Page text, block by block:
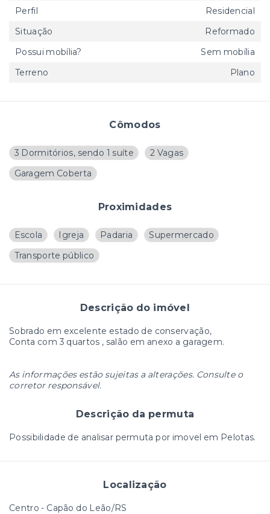
Cômodos
3 Dormitórios, sendo 1 suíte
2 Vagas
Garagem Coberta
Proximidades
Escola Igreja Padaria
Supermercado
Transporte público
Descrição do imóvel
Sobrado em excelente estado de conservação,
Conta com 3 quartos , salão em anexo a garagem.
As informações estão sujeitas a alterações. Consulte o
corretor responsável.
Descrição da permuta
Possibilidade de analisar permuta por imovel em Pelotas.
Localização
Centro - Capão do Leão/RS
Perfil
Residencial
Situação
Reformado
Possui mobília?
Sem mobília
Terreno
Plano